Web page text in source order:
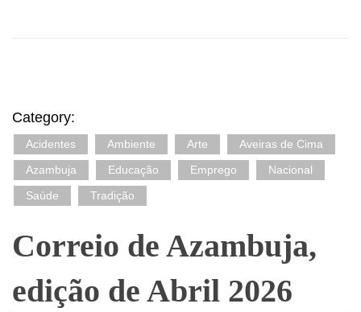
Category:
Acidentes Ambiente Arte
Aveiras de Cima
Azambuja
Educação Emprego
Nacional
Saúde
Tradição
Correio de Azambuja,
edição de Abril 2026